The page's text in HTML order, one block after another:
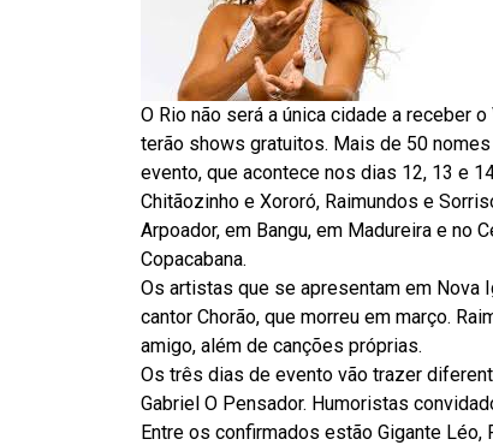
O Rio não será a única cidade a receber
terão shows gratuitos. Mais de 50
evento, que acontece nos dias 12, 13 e
Chitãozinho e Xororó, Raimundos e
Arpoador, em Bangu, em Madureira e no
Copacabana.
Os artistas que se apresentam em Nova
cantor Chorão, que morreu em março.
amigo, além de canções próprias.
Os três dias de evento vão trazer
Gabriel O Pensador. Humoristas
Entre os confirmados estão Gigante